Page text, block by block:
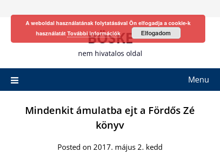
BÖSKE
nem hivatalos oldal
Menu
Mindenkit ámulatba ejt a Fördős Zé
könyv
Posted on 2017. május 2. kedd
A weboldal használatának folytatásával Ön elfogadja a cookie-k
használatát További információk Elfogadom